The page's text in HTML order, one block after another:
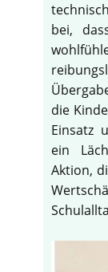
bei,
die
Einsatz
ein
Aktion,